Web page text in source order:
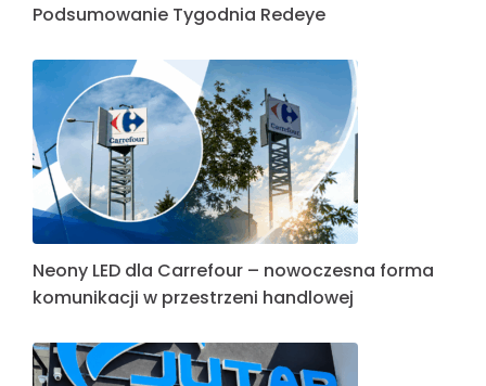
Podsumowanie Tygodnia Redeye
Neony LED dla Carrefour – nowoczesna forma
komunikacji w przestrzeni handlowej